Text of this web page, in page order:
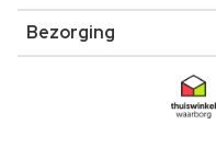
Bezorging